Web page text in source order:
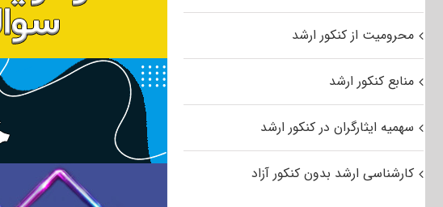
محرومیت از کنکور ارشد
منابع کنکور ارشد
سهمیه ایثارگران در کنکور ارشد
کارشناسی ارشد بدون کنکور آزاد